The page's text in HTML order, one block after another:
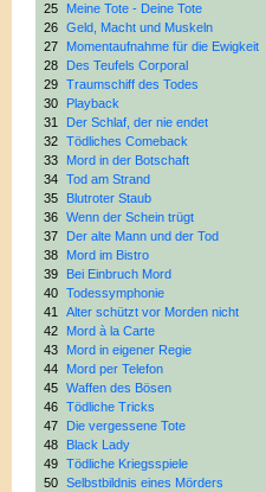
25
Meine Tote - Deine Tote
26
Geld, Macht und Muskeln
27
Momentaufnahme für die Ewigkeit
28
Des Teufels Corporal
29
Traumschiff des Todes
30
Playback
31
Der Schlaf, der nie endet
32
Tödliches Comeback
33
Mord in der Botschaft
34
Tod am Strand
35
Blutroter Staub
36
Wenn der Schein trügt
37
Der alte Mann und der Tod
38
Mord im Bistro
39
Bei Einbruch Mord
40
Todessymphonie
41
Alter schützt vor Morden nicht
42
Mord à la Carte
43
Mord in eigener Regie
44
Mord per Telefon
45
Waffen des Bösen
46
Tödliche Tricks
47
Die vergessene Tote
48
Black Lady
49
Tödliche Kriegsspiele
50
Selbstbildnis eines Mörders